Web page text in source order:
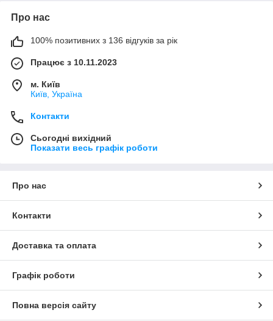
Про нас
100% позитивних з 136 відгуків за рік
Працює з 10.11.2023
м. Київ
Київ, Україна
Контакти
Сьогодні вихідний
Показати весь графік роботи
Про нас
Контакти
Доставка та оплата
Графік роботи
Повна версія сайту